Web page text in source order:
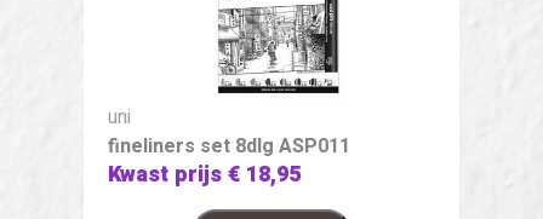
uni
fineliners set 8dlg ASP011
Kwast prijs€ 18,95